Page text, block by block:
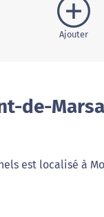
Ajouter
de-
est localisé à